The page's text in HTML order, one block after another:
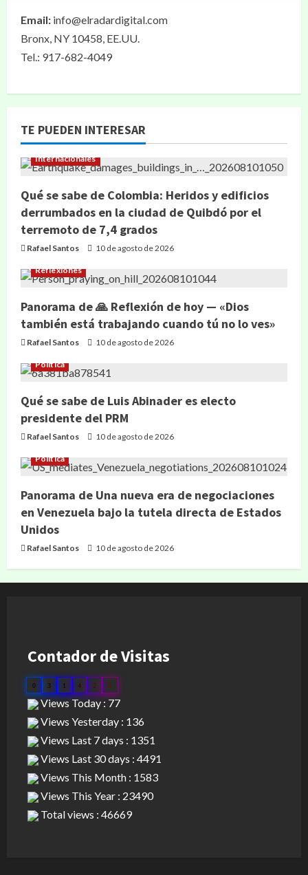
Email: info@elradardigital.com
Bronx, NY 10458, EE.UU.
Tel.: 917-682-4049
TE PUEDEN INTERESAR
Internacionales
Qué se sabe de Colombia: Heridos y edificios
derrumbados en la ciudad de Quibdó por el
terremoto de 7,4 grados
Rafael Santos 10 de agosto de 2026
Reflexiones
Panorama de 🙏 Reflexión de hoy — «Dios
también está trabajando cuando tú no lo ves»
Rafael Santos 10 de agosto de 2026
Política
Qué se sabe de Luis Abinader es electo
presidente del PRM
Rafael Santos 10 de agosto de 2026
Política
Panorama de Una nueva era de negociaciones
en Venezuela bajo la tutela directa de Estados
Unidos
Rafael Santos 10 de agosto de 2026
Contador de Visitas
0 3 1 4 2 5
Views Today : 77
Views Yesterday : 136
Views Last 7 days : 1351
Views Last 30 days : 4491
Views This Month : 1583
Views This Year : 23490
Total views : 46669